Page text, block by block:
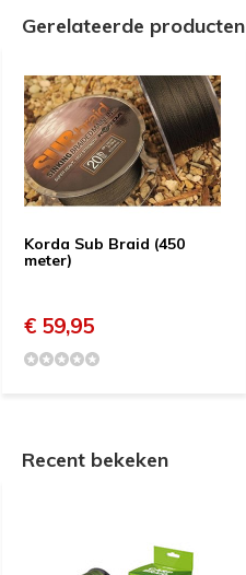
Gerelateerde producten
Korda Sub Braid (450
meter)
€ 59,95
Recent bekeken